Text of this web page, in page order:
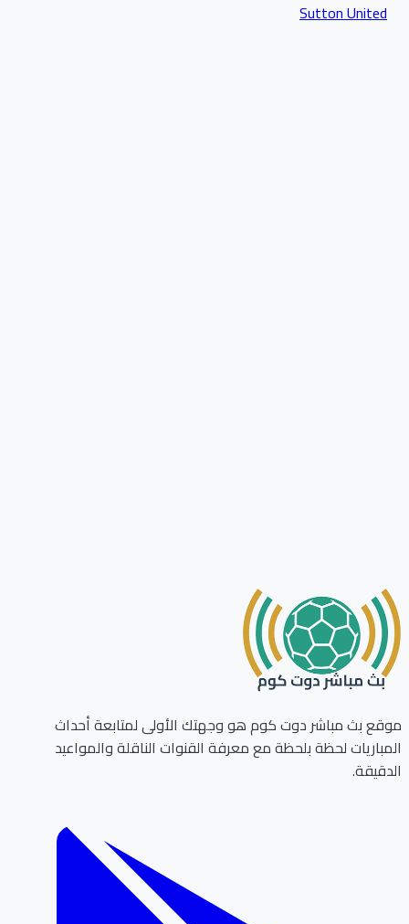
Sutton United
بث مباشر دوت كوم هو وجهتك الأولى لمتابعة أحداث
لحظة بلحظة مع معرفة القنوات الناقلة والمواعيد